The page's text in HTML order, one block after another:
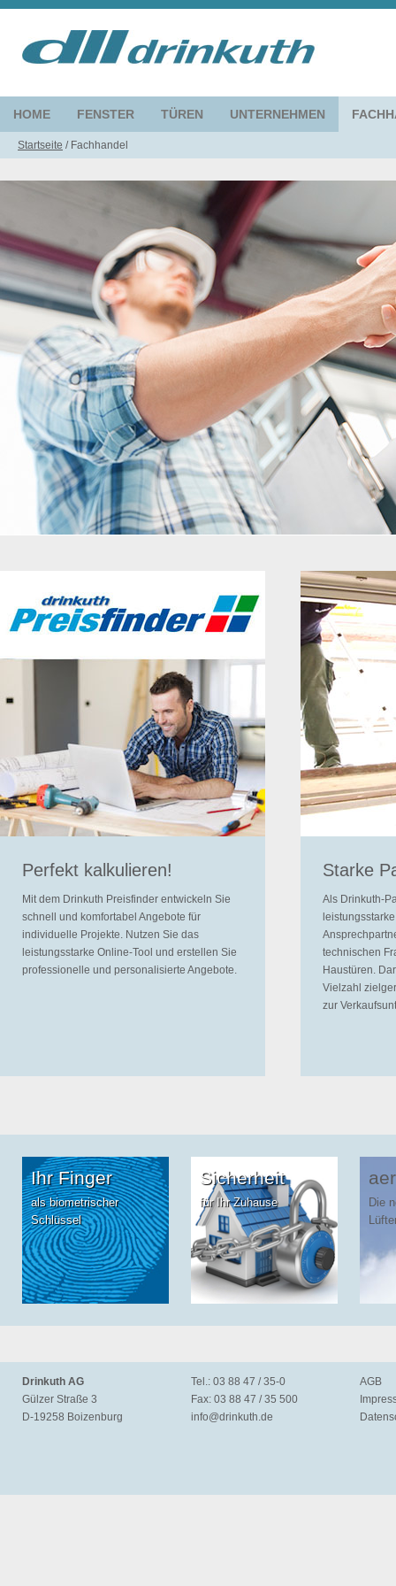
HOME FENSTER TÜREN UNTERNEHMEN
Startseite / Fachhandel
Perfekt kalkulieren!
Mit dem Drinkuth Preisfinder entwickeln Sie
schnell und komfortabel Angebote für
individuelle Projekte. Nutzen Sie das
leistungsstarke Online-Tool und erstellen Sie
professionelle und personalisierte Angebote.
Starke
Als Drinkuth-
technischen
Haustüren.
Vielzahl
zur
Ihr Finger
als biometrischer
Schlüssel
Sicherheit
für Ihr Zuhause
Die
Drinkuth AG
Gülzer Straße 3
D-19258 Boizenburg
Tel.: 03 88 47 / 35-0
Fax: 03 88 47 / 35 500
info@drinkuth.de
AGB